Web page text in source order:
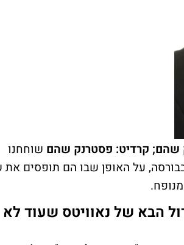
שהם; קרדיט: פסטרנק שהם שוחחנו
על האופן שבו הם תופסים את
הבא של נאוויטס שעוד לא